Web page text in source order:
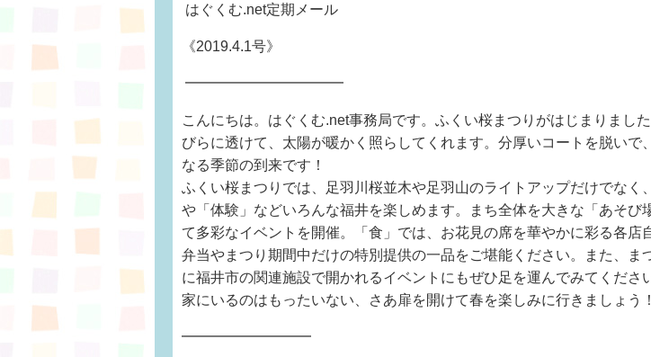
はぐくむ.net定期メール
《2019.4.1号》
━━━━━━━━━━━
こんにちは。はぐくむ.net事務局です。ふくい桜まつりがはじまりまし
びらに透けて、太陽が暖かく照らしてくれます。分厚いコートを脱いで
なる季節の到来です！
ふくい桜まつりでは、足羽川桜並木や足羽山のライトアップだけでなく
や「体験」などいろんな福井を楽しめます。まち全体を大きな「あそび
て多彩なイベントを開催。「食」では、お花見の席を華やかに彩る各店
弁当やまつり期間中だけの特別提供の一品をご堪能ください。また、ま
に福井市の関連施設で開かれるイベントにもぜひ足を運んでみてくださ
家にいるのはもったいない、さあ扉を開けて春を楽しみに行きましょう！
━━━━━━━━━